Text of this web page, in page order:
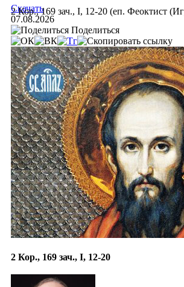
2 Кор., 169 зач., I, 12-20 (еп. Феоктист
Скачать
07.08.2026
Поделиться
2 Кор., 169 зач., I, 12-20